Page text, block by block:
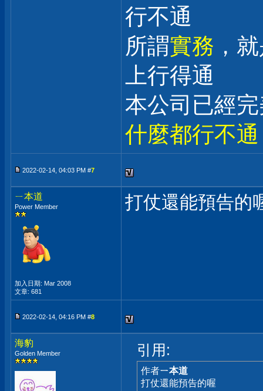
行不通
所謂實務 ，
上行得通
本公司已經
什麼都行不
2022-02-14, 04:03 PM #7
ㄧ本道
Power Member
加入日期: Mar 2008
文章: 681
打仗還能預告的
2022-02-14, 04:16 PM #8
海豹
Golden Member 引用:
作者ㄧ本道
打仗還能預告的喔